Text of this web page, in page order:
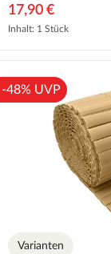
17,90 €
Inhalt: 1 Stück
-48% UVP
Varianten